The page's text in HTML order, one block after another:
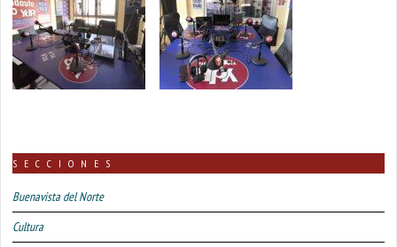
SECCIONES
Buenavista del Norte
Cultura